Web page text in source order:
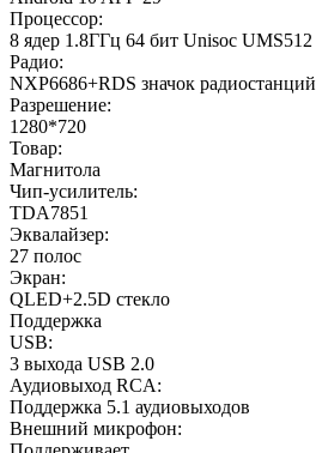
Процессор:
8 ядер 1.8ГГц 64 бит Unisoc
Радио:
NXP6686+RDS значок радиостанций
Разрешение:
1280*720
Товар:
Магнитола
Чип-усилитель:
TDA7851
Эквалайзер:
27 полос
Экран:
QLED+2.5D стекло
Поддержка
USB:
3 выхода USB 2.0
Аудиовыход RCA:
Поддержка 5.1 аудиовыходов
Внешний микрофон: